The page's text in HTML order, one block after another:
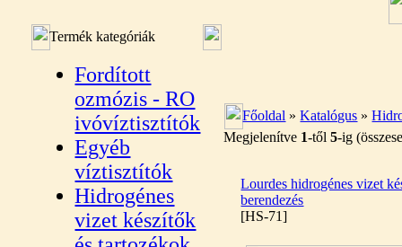
Termék kategóriák
Fordított
ozmózis - RO
ivóvíztisztítók
Egyéb
víztisztítók
Hidrogénes
vizet készítők
Főoldal »Katalógus »
Megjelenítve 1-től5-ig
Lourdes hidrogénes vizet
berendezés
[HS-71]